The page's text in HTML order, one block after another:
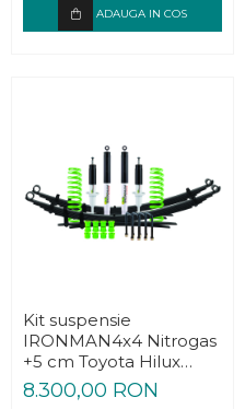
ADAUGA IN COS
Kit suspensie
IRONMAN4x4 Nitrogas
+5 cm Toyota Hilux
2015-
8.300,00 RON